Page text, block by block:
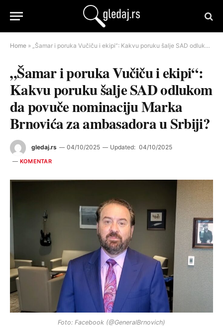
Home » „Šamar i poruka Vučiču i ekipi“: Kakvu poruku šalje SAD odlukom da povuče nominaciju Marka Brnovića za ambasadora u Srbiji?
„Šamar i poruka Vučiču i ekipi“:
Kakvu poruku šalje SAD odlukom
da povuče nominaciju Marka
Brnovića za ambasadora u Srbiji?
gledaj.rs 04/10/2025 Updated: 04/10/2025
KOMENTAR
Foto: Facebook (@GeneralBrnovich)